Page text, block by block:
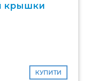
крышки
КУПИТИ